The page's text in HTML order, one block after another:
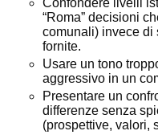
Confondere livelli
“Roma” decisioni
comunali) invece di
fornite.
Usare un tono
aggressivo in un
Presentare un
differenze senza
(prospettive, valori,